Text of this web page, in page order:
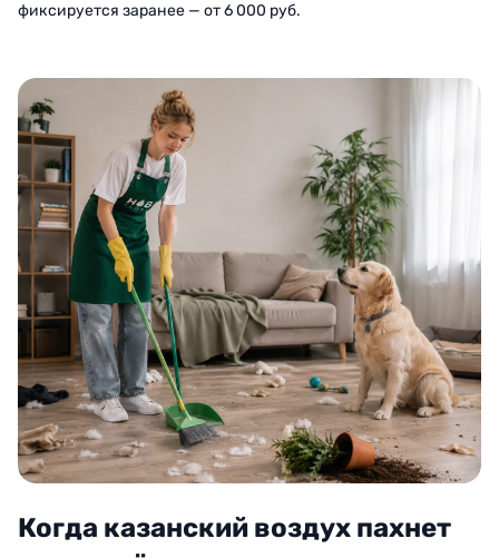
фиксируется заранее — от 6 000 руб.
Когда казанский воздух пахнет